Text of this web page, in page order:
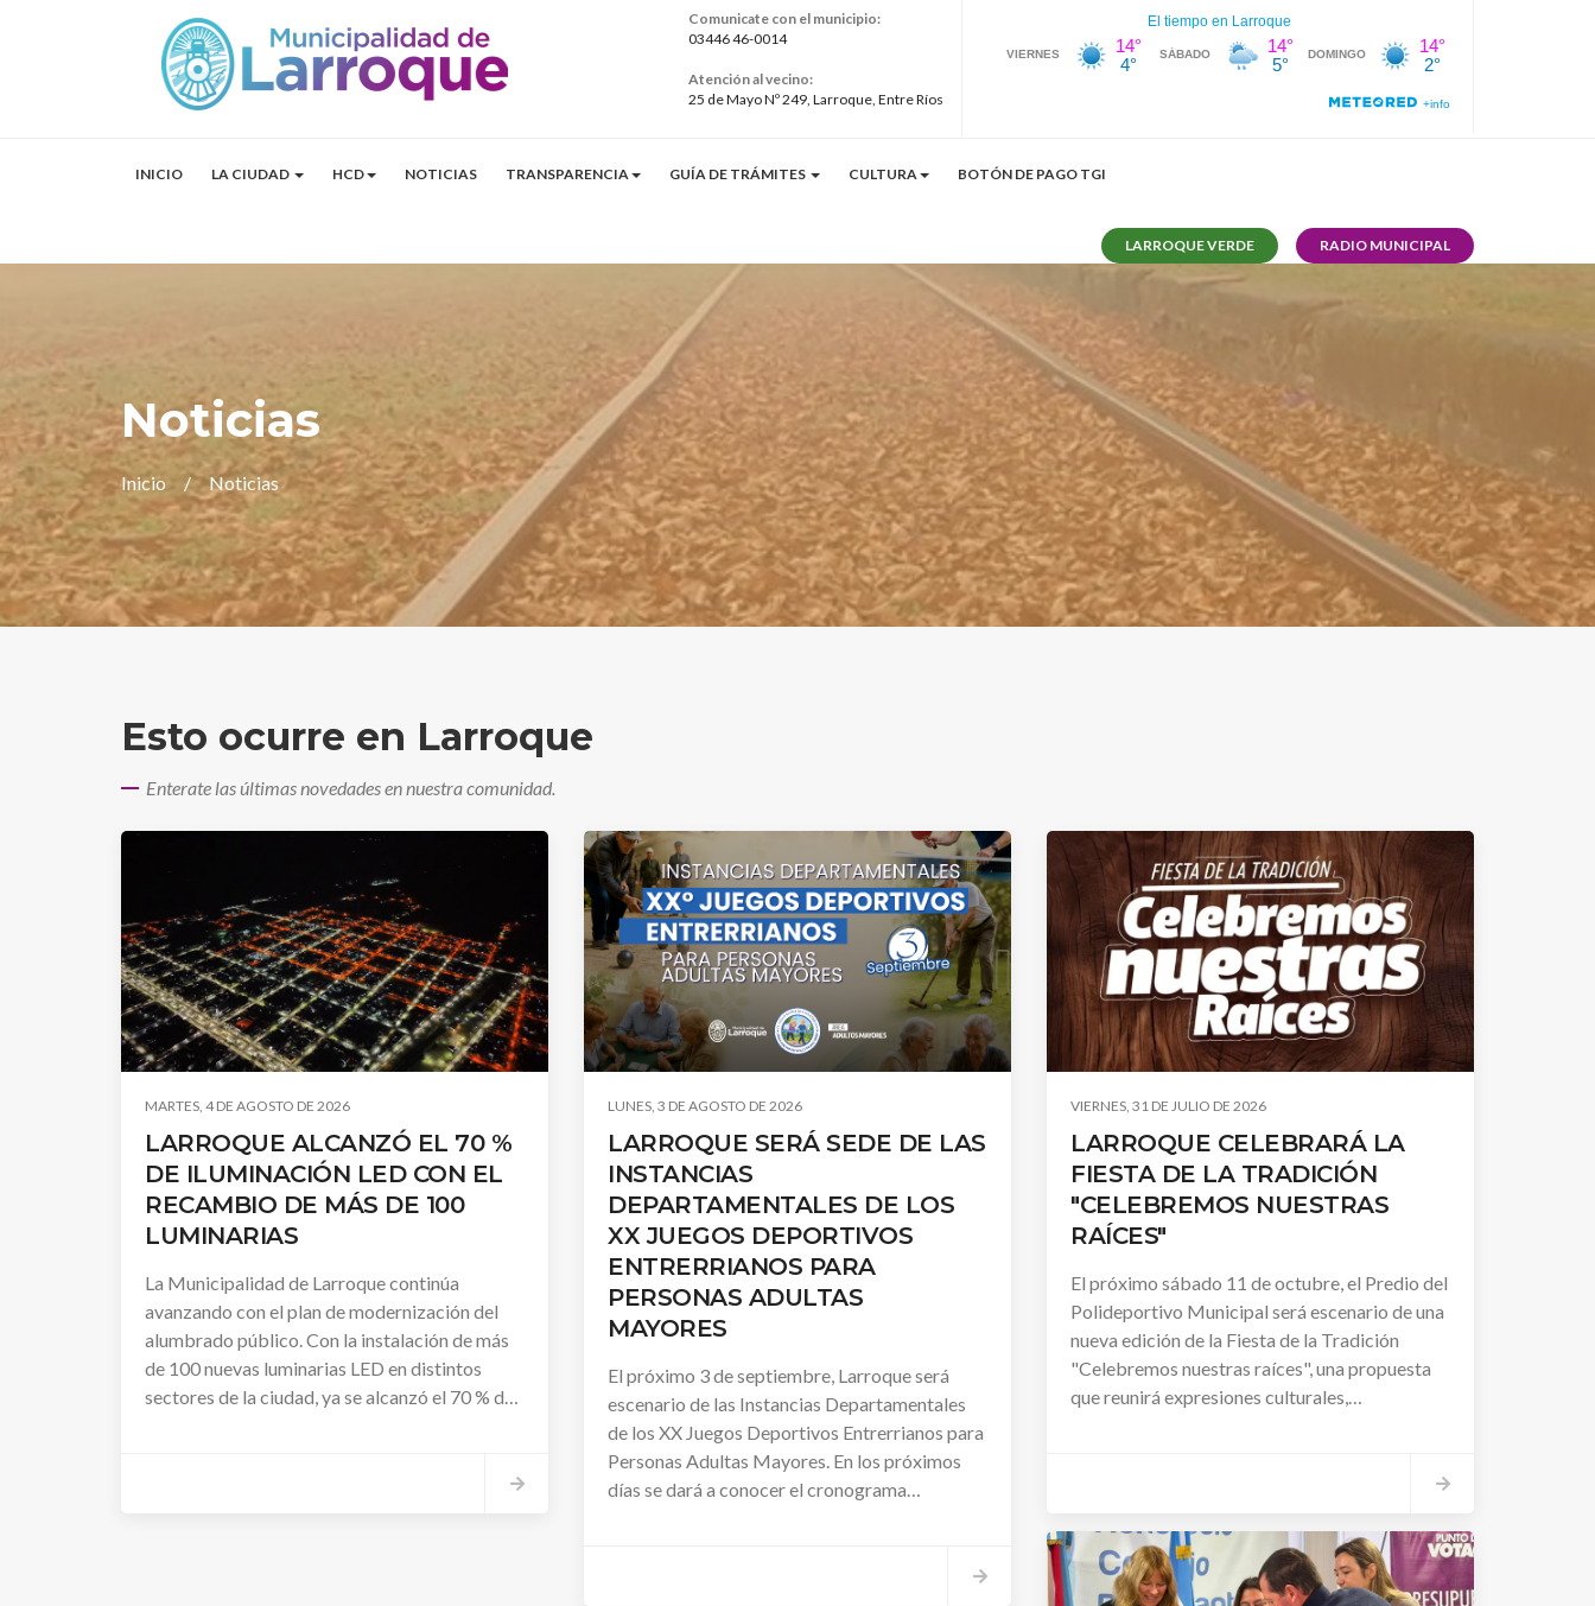
Comunicate con el municipio:
03446 46-0014
Atención al vecino:
25 de Mayo Nº 249, Larroque, Entre Ríos
INICIO LA CIUDAD HCD NOTICIAS TRANSPARENCIA GUÍA DE TRÁMITES CULTURA BOTÓN DE PAGO TGI
LARROQUE VERDE RADIO MUNICIPAL
Noticias
Inicio Noticias
Esto ocurre en Larroque
Enterate las últimas novedades en nuestra comunidad.
MARTES, 4 DE AGOSTO DE 2026
LARROQUE ALCANZÓ EL 70 %
DE ILUMINACIÓN LED CON EL
RECAMBIO DE MÁS DE 100
LUMINARIAS
La Municipalidad de Larroque continúa
avanzando con el plan de modernización del
alumbrado público. Con la instalación de más
de 100 nuevas luminarias LED en distintos
sectores de la ciudad, ya se alcanzó el 70 % de
LUNES, 3 DE AGOSTO DE 2026
LARROQUE SERÁ SEDE DE LAS
INSTANCIAS
DEPARTAMENTALES DE LOS
XX JUEGOS DEPORTIVOS
ENTRERRIANOS PARA
PERSONAS ADULTAS
MAYORES
El próximo 3 de septiembre, Larroque será
escenario de las Instancias Departamentales
de los XX Juegos Deportivos Entrerrianos para
Personas Adultas Mayores. En los próximos
días se dará a conocer el cronograma
VIERNES, 31 DE JULIO DE 2026
LARROQUE CELEBRARÁ LA
FIESTA DE LA TRADICIÓN
"CELEBREMOS NUESTRAS
RAÍCES"
El próximo sábado 11 de octubre, el Predio del
Polideportivo Municipal será escenario de una
nueva edición de la Fiesta de la Tradición
"Celebremos nuestras raíces", una propuesta
que reunirá expresiones culturales,